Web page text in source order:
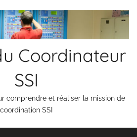
Coordinateur
SSI
comprendre et réaliser la mission de
coordination SSI